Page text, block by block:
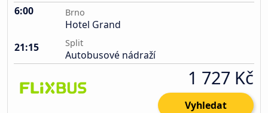
6:00 Brno
Hotel Grand
21:15
Split
Autobusové nádraží
1 727 Kč
Vyhledat